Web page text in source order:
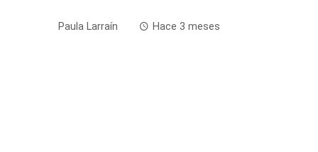
Paula Larraín Hace 3 meses